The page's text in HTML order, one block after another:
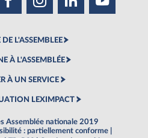
L'ASSEMBLEE
À L'ASSEMBLÉE
À UN SERVICE
LEXIMPACT
Assemblée nationale 2019
: partiellement conforme